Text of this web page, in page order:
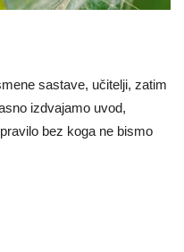
sastave, učitelji, zatim
izdvajamo uvod,
bez koga ne bismo